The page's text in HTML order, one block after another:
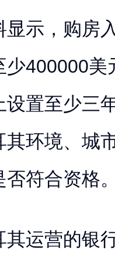
示，购房
400000美
置至少三
环境、城
否符合资格
运营的银